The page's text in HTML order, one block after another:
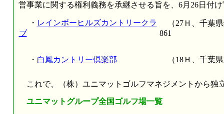
営事業に関する権利義務を承継させる旨を、6月26日付
・ レインボーヒルズカントリークラ
ブ
（27Ｈ、千葉
861
・ 白鳳カントリー倶楽部 （18Ｈ、千葉
これで、（株）ユニマットゴルフマネジメントから独
ユニマットグループ全国ゴルフ場一覧